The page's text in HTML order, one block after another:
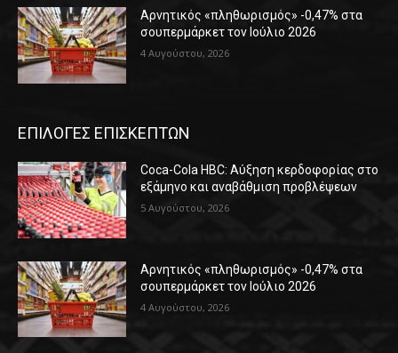
Αρνητικός «πληθωρισμός» -0,47% στα
σουπερμάρκετ τον Ιούλιο 2026
4 Αυγούστου, 2026
ΕΠΙΛΟΓΕΣ ΕΠΙΣΚΕΠΤΩΝ
Coca-Cola HBC: Αύξηση κερδοφορίας στο
εξάμηνο και αναβάθμιση προβλέψεων
5 Αυγούστου, 2026
Αρνητικός «πληθωρισμός» -0,47% στα
σουπερμάρκετ τον Ιούλιο 2026
4 Αυγούστου, 2026